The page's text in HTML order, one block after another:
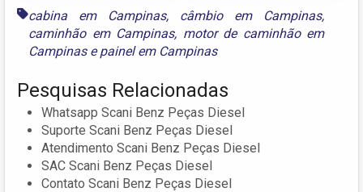
cabina em Campinas, câmbio em Campinas,
caminhão em Campinas, motor de caminhão em
Campinasepainel em Campinas
Pesquisas Relacionadas
Whatsapp Scani Benz Peças Diesel
Suporte Scani Benz Peças Diesel
Atendimento Scani Benz Peças Diesel
SAC Scani Benz Peças Diesel
Contato Scani Benz Peças Diesel